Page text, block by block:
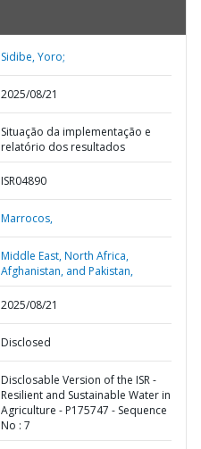
Sidibe, Yoro;
2025/08/21
Situação da implementação e
relatório dos resultados
ISR04890
Marrocos,
Middle East, North Africa,
Afghanistan, and Pakistan,
2025/08/21
Disclosed
Disclosable Version of the ISR -
Resilient and Sustainable Water in
Agriculture - P175747 - Sequence
No : 7